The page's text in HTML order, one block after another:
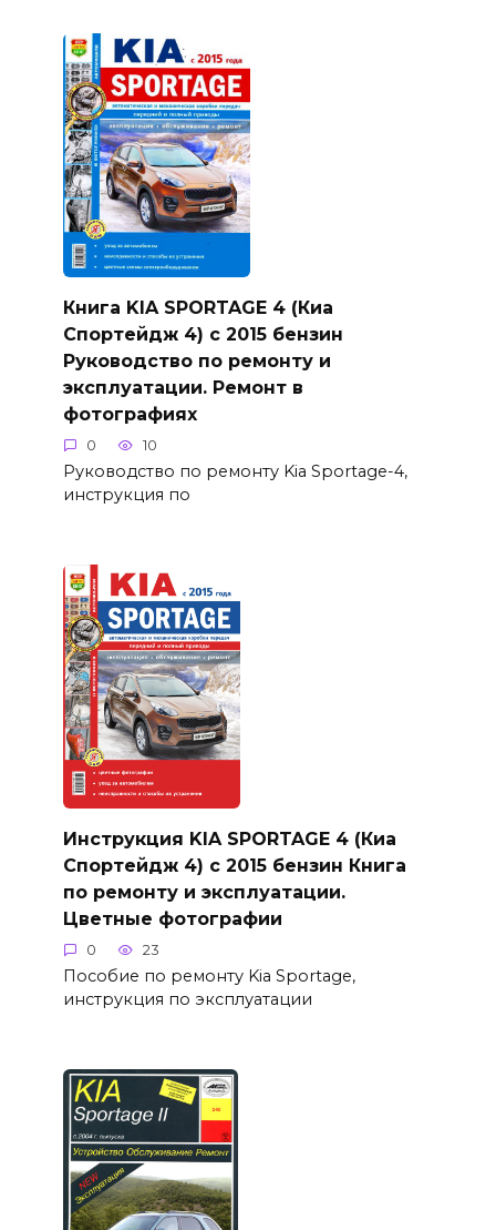
Книга KIA SPORTAGE 4 (Киа
Спортейдж 4) с 2015 бензин
Руководство по ремонту и
эксплуатации. Ремонт в
фотографиях
0 10
Руководство по ремонту Kia Sportage-4,
инструкция по
Инструкция KIA SPORTAGE 4 (Киа
Спортейдж 4) с 2015 бензин Книга
по ремонту и эксплуатации.
Цветные фотографии
0 23
Пособие по ремонту Kia Sportage,
инструкция по эксплуатации